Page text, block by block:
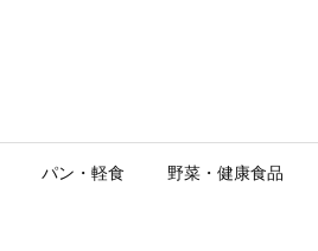
パン・軽食 野菜・健康食品